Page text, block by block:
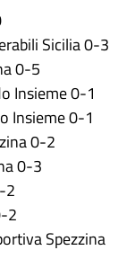
Sicilia 0-3
0-5
Insieme 0-1
Insieme 0-1
0-2
0-3
2
2
Spezzina